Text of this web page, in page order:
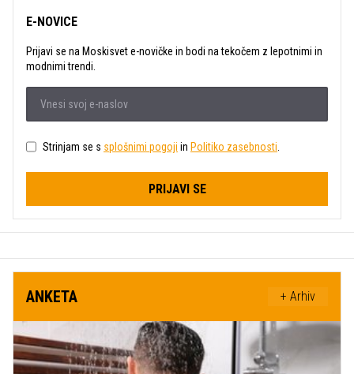
E-NOVICE
Prijavi se na Moskisvet e-novičke in bodi na tekočem z lepotnimi in
modnimi trendi.
Strinjam se s splošnimi pogoji in Politiko zasebnosti
PRIJAVI SE
ANKETA + Arhiv